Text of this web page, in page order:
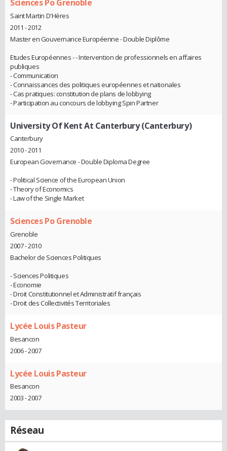
Sciences Po Grenoble
Saint Martin D'Hères
2011 - 2012
Master en Gouvernance Européenne - Double Diplôme
Etudes Européennes - - Intervention de professionnels en affaires
publiques
- Communication
- Connaissances des politiques européennes et nationales
- Cas pratiques: constitution de plans de lobbying
- Participation au concours de lobbying Spin Partner
University Of Kent At Canterbury (Canterbury)
Canterbury
2010 - 2011
European Governance - Double Diploma Degree
- Political Science of the European Union
- Theory of Economics
- Law of the Single Market
Sciences Po Grenoble
Grenoble
2007 - 2010
Bachelor de Sciences Politiques
- Sciences Politiques
- Economie
- Droit Constitutionnel et Administratif français
- Droit des Collectivités Territoriales
Lycée Louis Pasteur
Besancon
2006 - 2007
Lycée Louis Pasteur
Besancon
2003 - 2007
Réseau